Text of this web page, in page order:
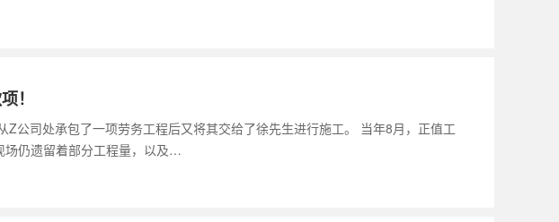
！
公司处承包了一项劳务工程后又将其交给了徐先生进行施工。 当年8月，正值工
场仍遗留着部分工程量，以及…